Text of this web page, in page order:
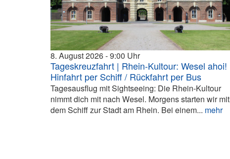
8. August 2026 9:00
Tageskreuzfahrt | Rhein-Kultour: Wesel ahoi!
Hinfahrt per Schiff / Rückfahrt per Bus
Tagesausflug mit Sightseeing: Die Rhein-Kultour
nimmt dich mit nach Wesel. Morgens starten wir mit
dem Schiff zur Stadt am Rhein. Bei einem... mehr